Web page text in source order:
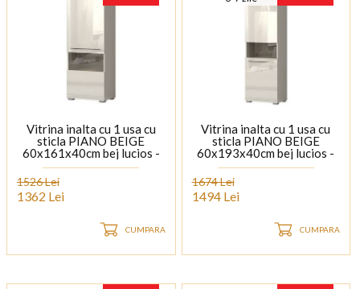
Vitrina inalta cu 1 usa cu
sticla PIANO BEIGE
60x161x40cm bej lucios -
sticla, maner si picioare
1526 Lei
1362 Lei
CUMPARA
Vitrina inalta cu 1 usa cu
sticla PIANO BEIGE
60x193x40cm bej lucios -
sticla, maner si picioare
1674 Lei
1494 Lei
CUMPARA